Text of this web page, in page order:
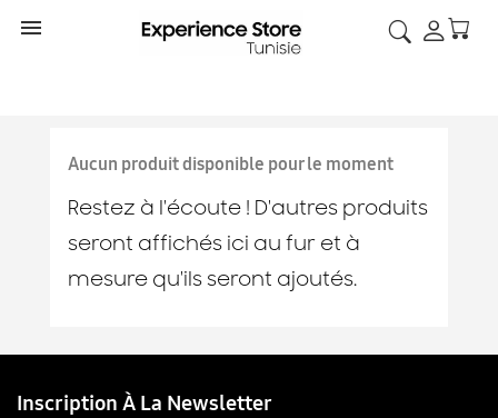

Aucun produit disponible pour le moment
Restez à l'écoute ! D'autres produits
seront affichés ici au fur et à
mesure qu'ils seront ajoutés.
Inscription À La Newsletter